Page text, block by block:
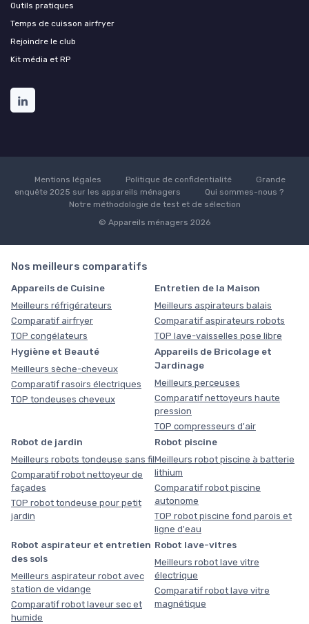
Outils pratiques
Temps de cuisson airfryer
Rejoindre le club
Kit média et RP
Mentions légales Politique de confidentialité
Grande
enquête 2025 sur les appareils ménagers
Qui sommes-nous ?
Notre méthodologie de test et de sélection
© Appareils ménagers 2026
Nos meilleurs comparatifs
Appareils de Cuisine
Meilleurs réfrigérateurs
Comparatif airfryer
TOP congélateurs
Entretien de la Maison
Meilleurs aspirateurs balais
Comparatif aspirateurs robots
TOP lave-vaisselles pose libre
Hygiène et Beauté
Meilleurs sèche-cheveux
Comparatif rasoirs électriques
TOP tondeuses cheveux
Appareils de Bricolage et
Jardinage
Meilleurs perceuses
Comparatif nettoyeurs haute
pression
TOP compresseurs d'air
Robot de jardin
Meilleurs robots tondeuse sans fil
Comparatif robot nettoyeur de
façades
TOP robot tondeuse pour petit
jardin
Robot piscine
Meilleurs robot piscine à batterie
lithium
Comparatif robot piscine
autonome
TOP robot piscine fond parois et
ligne d'eau
Robot aspirateur et entretien
des sols
Meilleurs aspirateur robot avec
station de vidange
Comparatif robot laveur sec et
humide
Robot lave-vitres
Meilleurs robot lave vitre
électrique
Comparatif robot lave vitre
magnétique